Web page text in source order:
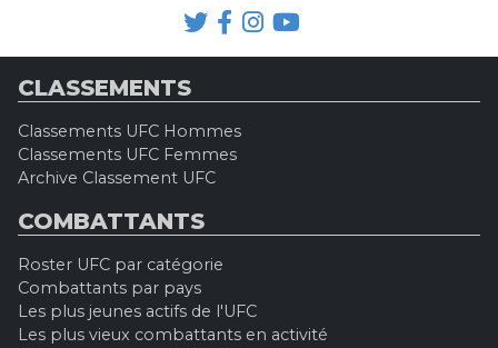
CLASSEMENTS
Classements UFC Hommes
Classements UFC Femmes
Archive Classement UFC
COMBATTANTS
Roster UFC par catégorie
Combattants par pays
Les plus jeunes actifs de l'UFC
Les plus vieux combattants en activité